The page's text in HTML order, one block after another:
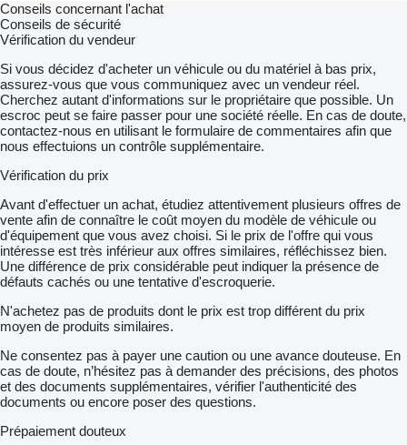
Conseils concernant l'achat
Conseils de sécurité
Vérification du vendeur
Si vous décidez d'acheter un véhicule ou du matériel à bas prix,
assurez-vous que vous communiquez avec un vendeur réel.
Cherchez autant d'informations sur le propriétaire que possible. Un
escroc peut se faire passer pour une société réelle. En cas de doute,
contactez-nous en utilisant le formulaire de commentaires afin que
nous effectuions un contrôle supplémentaire.
Vérification du prix
Avant d'effectuer un achat, étudiez attentivement plusieurs offres de
vente afin de connaître le coût moyen du modèle de véhicule ou
d'équipement que vous avez choisi. Si le prix de l'offre qui vous
intéresse est très inférieur aux offres similaires, réfléchissez bien.
Une différence de prix considérable peut indiquer la présence de
défauts cachés ou une tentative d'escroquerie.
N'achetez pas de produits dont le prix est trop différent du prix
moyen de produits similaires.
Ne consentez pas à payer une caution ou une avance douteuse. En
cas de doute, n’hésitez pas à demander des précisions, des photos
et des documents supplémentaires, vérifier l'authenticité des
documents ou encore poser des questions.
Prépaiement douteux